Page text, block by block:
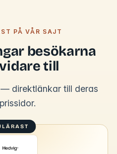
PÅ VÅR SAJT
besökarna
till
direktlänkar till deras